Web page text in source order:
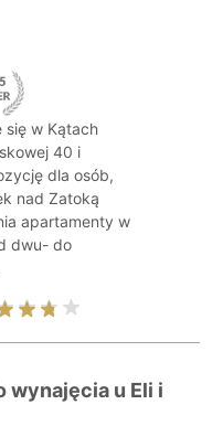
się w Kątach
40 i
dla osób,
nad Zatoką
apartamenty w
dwu- do
wynajęcia u Eli i